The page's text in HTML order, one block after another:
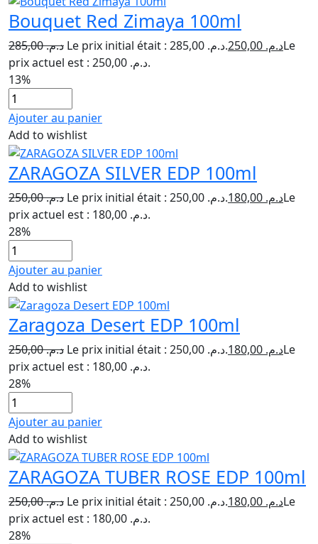
Bouquet Red Zimaya 100ml
د.م.285,00 Le prix initial était : د.م. 285,00. د.م.Le
prix actuel est : د.م. 250,00.
13%
Ajouter au panier
Add to wishlist
ZARAGOZA SILVER EDP 100ml
د.م.250,00 Le prix initial était : د.م. 250,00. د.م.Le
prix actuel est : د.م. 180,00.
28%
Ajouter au panier
Add to wishlist
Zaragoza Desert EDP 100ml
د.م.250,00 Le prix initial était : د.م. 250,00. د.م.Le
prix actuel est : د.م. 180,00.
28%
Ajouter au panier
Add to wishlist
ZARAGOZA TUBER ROSE EDP 100ml
د.م.250,00 Le prix initial était : د.م. 250,00. د.م.Le
prix actuel est : د.م. 180,00.
28%